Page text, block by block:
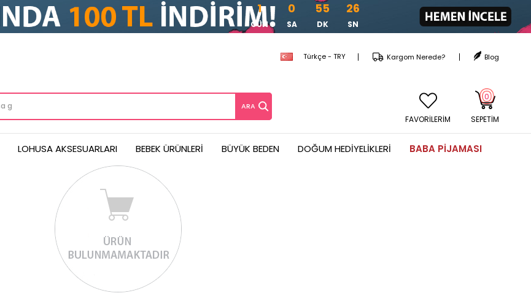
1
GÜN
0
SA
55
DK
26
SN
Türkçe - TRY Blog
Kargom Nerede?
SEPETIM
0
FAVORİLERİM
LOHUSA AKSESUARLARI BEBEK ÜRÜNLERI BÜYÜK BEDEN DOĞUM HEDIYELIKLERI BABA PIJAMASI